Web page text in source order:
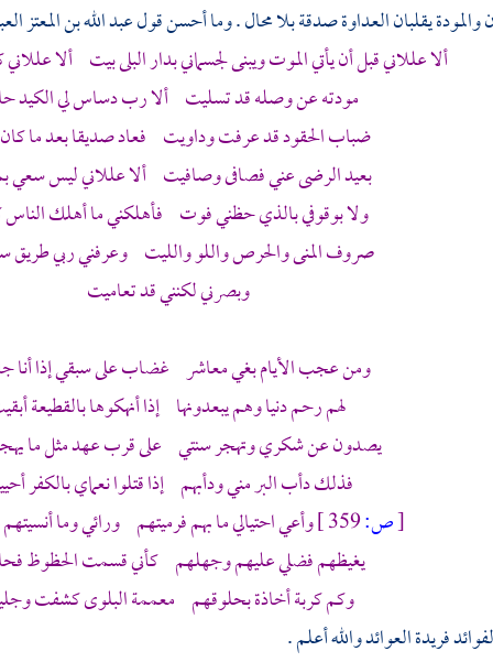
يقلبان العداوة صدقة بلا محال . وما أحسن قولعبد الله بن المعتز
ألا عللاني قبل أن يأتي الموت ويبنى لجسماني بدار البلى بيت ألا
مودته عن وصله قد تسليت ألا رب دساس لي الكيد
ضباب الحقود قد عرفت وداويت فعاد صديقا بعد ما كان
بعيد الرضى عني فصافى وصافيت ألا عللاني ليس سعي
ولا بوقوفي بالذي حظني فوت فأهلكني ما أهلك
صروف المنى والحرص واللو والليت وعرفني ربي طريق
وبصرني لكنني قد تعاميت
ومن عجب الأيام بغي معاشر غضاب على سبقي إذا أنا
لهم رحم دنيا وهم يبعدونها إذا أنهكوها بالقطيعة
يصدون عن شكري وتهجر سنتي على قرب عهد مثل ما
فذلك دأب البر مني ودأبهم إذا قتلوا نعماي بالكفر
[ص:
وأعي احتيالي ما بهم فرميتهم ورائي وما
يغيظهم فضلي عليهم وجهلهم كأني قسمت الحظوظ
وكم كربة أخاذة بحلوقهم معممة البلوى كشفت
فريدة العوائد والله أعلم .